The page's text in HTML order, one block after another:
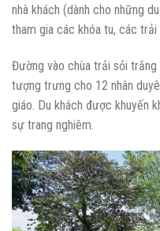
nhà khách (dành cho những
tham gia các khóa tu, các trải
Đường vào chùa trải sỏi
tượng trưng cho 12 nhân
giáo. Du khách được khuyến
sự trang nghiêm.